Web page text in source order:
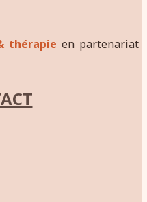
thérapie en partenariat